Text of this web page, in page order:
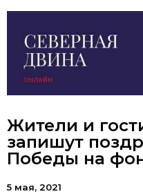
Жители и
запишут
Победы на
5 мая, 2021